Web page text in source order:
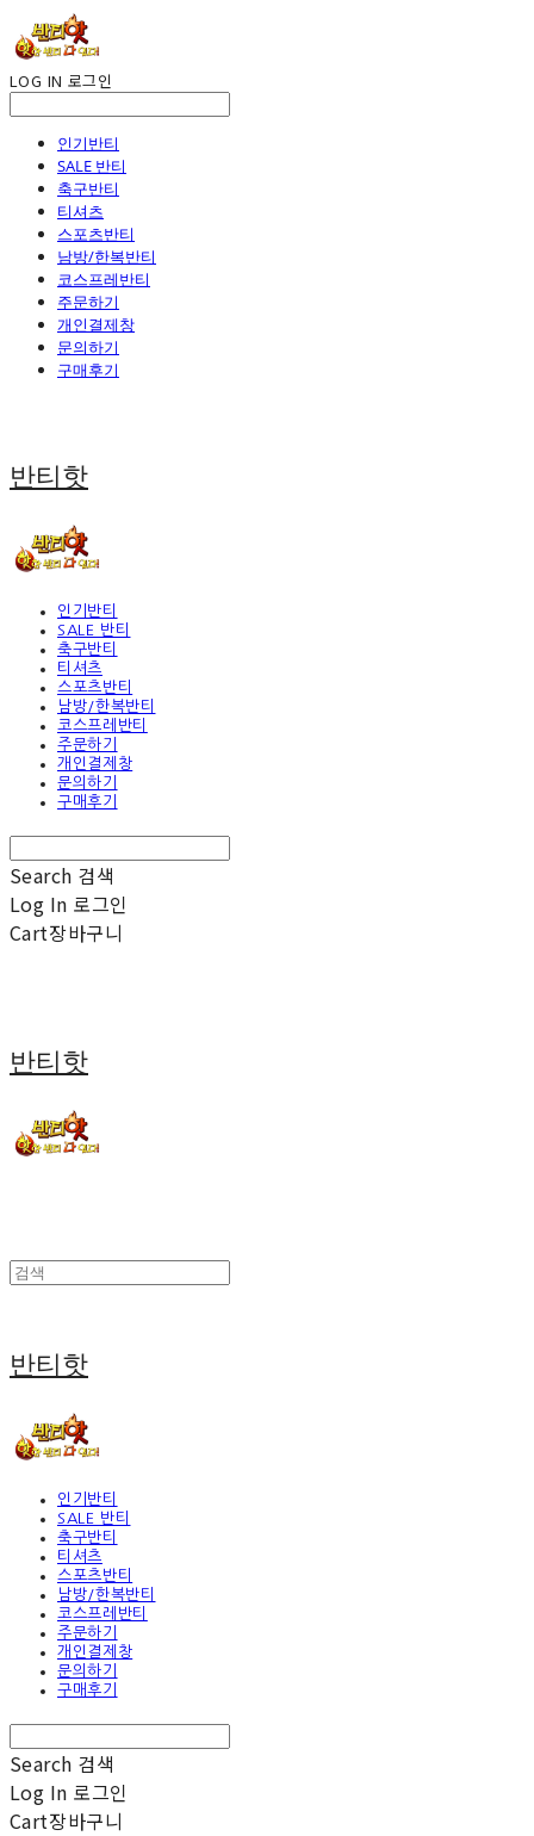
LOG IN 로그인
인기반티
SALE 반티
축구반티
티셔츠
스포츠반티
남방/한복반티
코스프레반티
주문하기
개인결제창
문의하기
구매후기
반티핫
인기반티
SALE 반티
축구반티
티셔츠
스포츠반티
남방/한복반티
코스프레반티
주문하기
개인결제창
문의하기
구매후기
Search 검색
Log In 로그인
Cart장바구니
반티핫
반티핫
인기반티
SALE 반티
축구반티
티셔츠
스포츠반티
남방/한복반티
코스프레반티
주문하기
개인결제창
문의하기
구매후기
Search 검색
Log In 로그인
Cart장바구니